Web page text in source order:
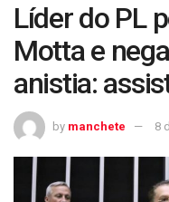
Líder do PL
Motta e
anistia:
by manchete 8